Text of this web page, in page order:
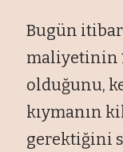
Bugün
maliyetinin
olduğunu,
kıymanın
gerektiğini